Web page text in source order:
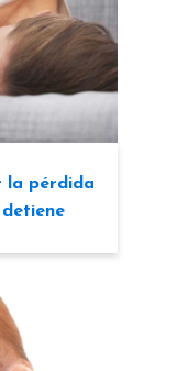
la pérdida